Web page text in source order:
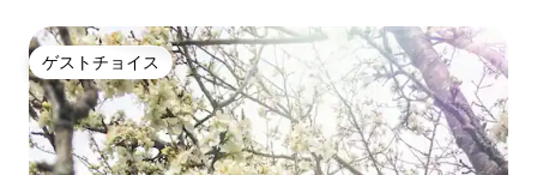
ゲストチョイス
ゲストチョイス